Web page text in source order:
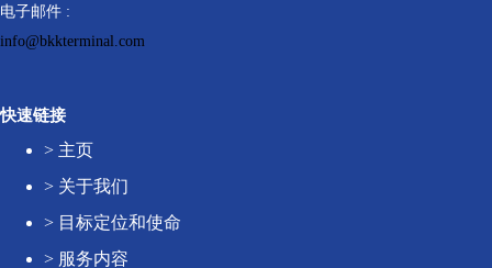
电子邮件 :
info@bkkterminal.com
快速链接
> 主页
> 关于我们
> 目标定位和使命
> 服务内容